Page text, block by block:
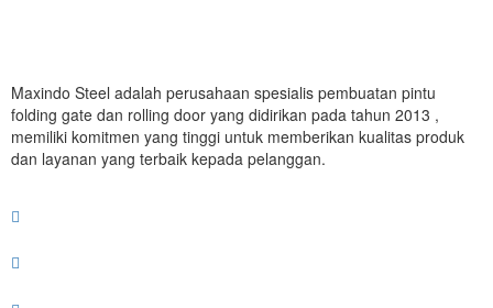
Maxindo Steel adalah perusahaan spesialis pembuatan pintu
folding gate dan rolling door yang didirikan pada tahun 2013 ,
memiliki komitmen yang tinggi untuk memberikan kualitas produk
dan layanan yang terbaik kepada pelanggan.